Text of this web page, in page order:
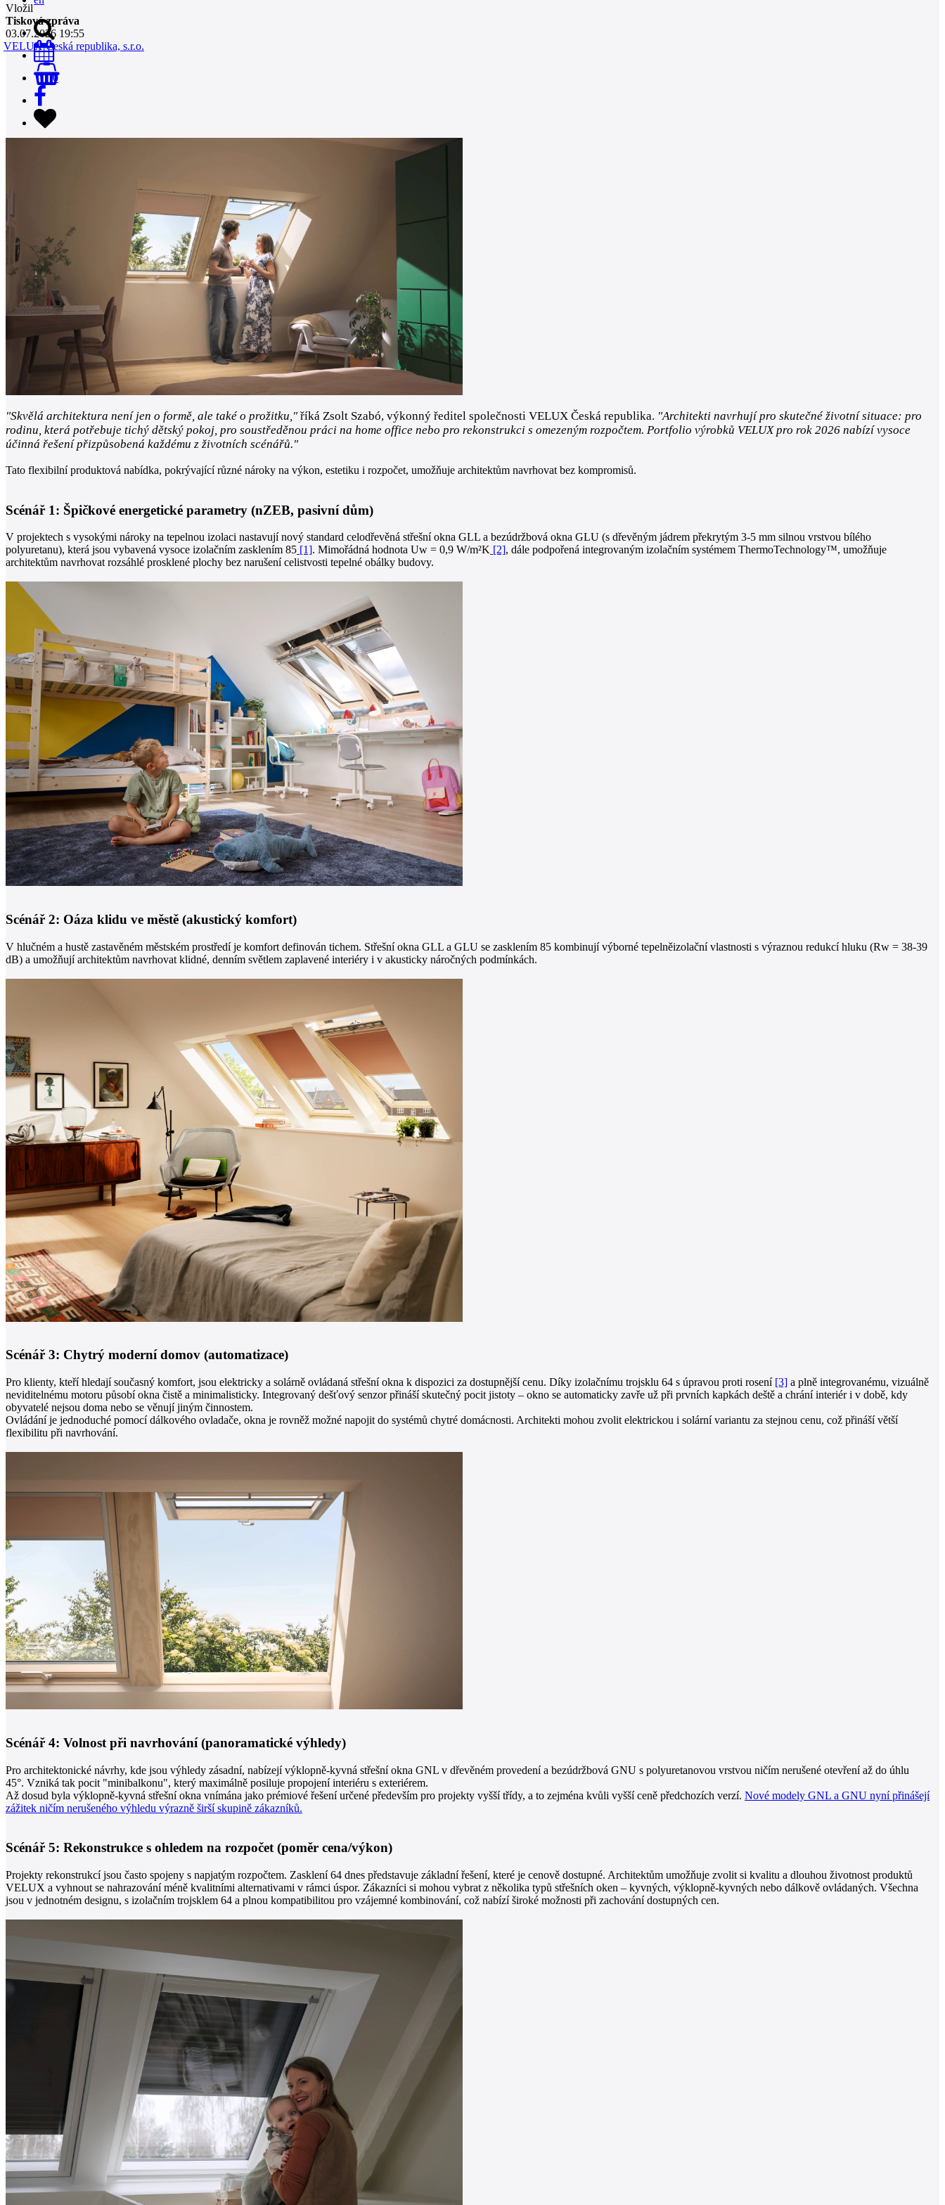
0
Vložil
Tisková zpráva
03.07.2026 19:55
VELUX Česká republika, s.r.o.
"Skvělá architektura není jen o formě, ale také o prožitku," říká Zsolt Szabó, výkonný ředitel společnosti VELUX Česká republika. "Architekti navrhují pro skutečné životní situace: pro
rodinu, která potřebuje tichý dětský pokoj, pro soustředěnou práci na home office nebo pro rekonstrukci s omezeným rozpočtem. Portfolio výrobků VELUX pro rok 2026 nabízí vysoce
účinná řešení přizpůsobená každému z životních scénářů."
Tato flexibilní produktová nabídka, pokrývající různé nároky na výkon, estetiku i rozpočet, umožňuje architektům navrhovat bez kompromisů.
Scénář 1: Špičkové energetické parametry (nZEB, pasivní dům)
V projektech s vysokými nároky na tepelnou izolaci nastavují nový standard celodřevěná střešní okna GLL a bezúdržbová okna GLU (s dřevěným jádrem překrytým 3-5 mm silnou vrstvou bílého
polyuretanu), která jsou vybavená vysoce izolačním zasklením 85 [1]. Mimořádná hodnota Uw = 0,9 W/m²K [2], dále podpořená integrovaným izolačním systémem ThermoTechnology™, umožňuje
architektům navrhovat rozsáhlé prosklené plochy bez narušení celistvosti tepelné obálky budovy.
Scénář 2: Oáza klidu ve městě (akustický komfort)
V hlučném a hustě zastavěném městském prostředí je komfort definován tichem. Střešní okna GLL a GLU se zasklením 85 kombinují výborné tepelněizolační vlastnosti s výraznou redukcí hluku (Rw = 38-39
dB) a umožňují architektům navrhovat klidné, denním světlem zaplavené interiéry i v akusticky náročných podmínkách.
Scénář 3: Chytrý moderní domov (automatizace)
Pro klienty, kteří hledají současný komfort, jsou elektricky a solárně ovládaná střešní okna k dispozici za dostupnější cenu. Díky izolačnímu trojsklu 64 s úpravou proti rosení [3] a plně integrovanému, vizuálně
neviditelnému motoru působí okna čistě a minimalisticky. Integrovaný dešťový senzor přináší skutečný pocit jistoty – okno se automaticky zavře už při prvních kapkách deště a chrání interiér i v době, kdy
obyvatelé nejsou doma nebo se věnují jiným činnostem.
Ovládání je jednoduché pomocí dálkového ovladače, okna je rovněž možné napojit do systémů chytré domácnosti. Architekti mohou zvolit elektrickou i solární variantu za stejnou cenu, což přináší větší
flexibilitu při navrhování.
Scénář 4: Volnost při navrhování (panoramatické výhledy)
Pro architektonické návrhy, kde jsou výhledy zásadní, nabízejí výklopně-kyvná střešní okna GNL v dřevěném provedení a bezúdržbová GNU s polyuretanovou vrstvou ničím nerušené otevření až do úhlu
45°. Vzniká tak pocit "minibalkonu", který maximálně posiluje propojení interiéru s exteriérem.
Až dosud byla výklopně-kyvná střešní okna vnímána jako prémiové řešení určené především pro projekty vyšší třídy, a to zejména kvůli vyšší ceně předchozích verzí. Nové modely GNL a GNU nyní přinášejí
zážitek ničím nerušeného výhledu výrazně širší skupině zákazníků.
Scénář 5: Rekonstrukce s ohledem na rozpočet (poměr cena/výkon)
Projekty rekonstrukcí jsou často spojeny s napjatým rozpočtem. Zasklení 64 dnes představuje základní řešení, které je cenově dostupné. Architektům umožňuje zvolit si kvalitu a dlouhou životnost produktů
VELUX a vyhnout se nahrazování méně kvalitními alternativami v rámci úspor. Zákazníci si mohou vybrat z několika typů střešních oken – kyvných, výklopně-kyvných nebo dálkově ovládaných. Všechna
jsou v jednotném designu, s izolačním trojsklem 64 a plnou kompatibilitou pro vzájemné kombinování, což nabízí široké možnosti při zachování dostupných cen.